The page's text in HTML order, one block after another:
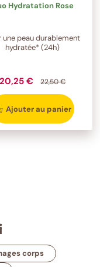
Hydratation Rose
une peau durablement
hydratée* (24h)
20,25 € 22,50 €
Ajouter au panier
corps